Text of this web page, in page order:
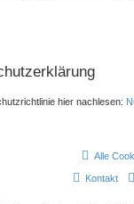
hier nachlesen:
Alle
Kontakt